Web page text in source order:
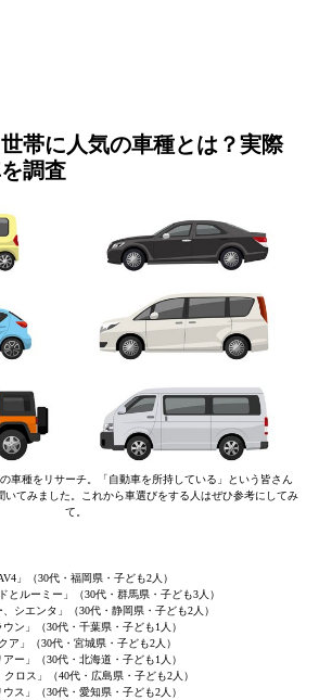
世帯に人気の車種とは？実際
調査
車種をリサーチ。「自動車を所持している」という皆さん
いてみました。これから車選びをする人はぜひ参考にしてみ
て。
」（30代・福岡県・子ども2人）
とルーミー」（30代・群馬県・子ども3人）
、シエンタ」（30代・静岡県・子ども2人）
ウン」（30代・千葉県・子ども1人）
ア」（30代・宮城県・子ども2人）
アー」（30代・北海道・子ども1人）
クロス」（40代・広島県・子ども2人）
ウス」（30代・愛知県・子ども2人）